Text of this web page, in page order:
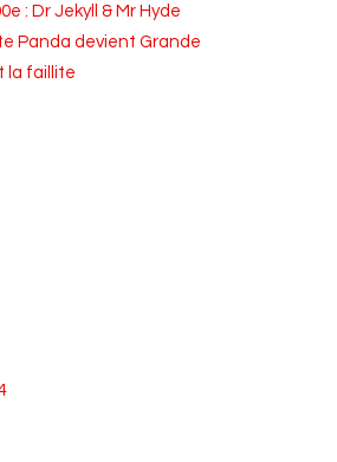
: Dr Jekyll & Mr Hyde
Panda devient Grande
la faillite